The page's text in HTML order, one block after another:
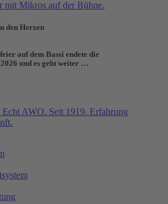
den Herzen
auf dem Bassi endete die
und es geht weiter …